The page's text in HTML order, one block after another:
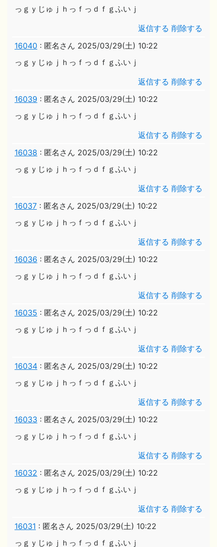
っｇｙじゅｊｈっｆっｄｆｇふいｊ
返信する 削除する
16040 : 匿名さん 2025/03/29(土) 10:22
っｇｙじゅｊｈっｆっｄｆｇふいｊ
返信する 削除する
16039 : 匿名さん 2025/03/29(土) 10:22
っｇｙじゅｊｈっｆっｄｆｇふいｊ
返信する 削除する
16038 : 匿名さん 2025/03/29(土) 10:22
っｇｙじゅｊｈっｆっｄｆｇふいｊ
返信する 削除する
16037 : 匿名さん 2025/03/29(土) 10:22
っｇｙじゅｊｈっｆっｄｆｇふいｊ
返信する 削除する
16036 : 匿名さん 2025/03/29(土) 10:22
っｇｙじゅｊｈっｆっｄｆｇふいｊ
返信する 削除する
16035 : 匿名さん 2025/03/29(土) 10:22
っｇｙじゅｊｈっｆっｄｆｇふいｊ
返信する 削除する
16034 : 匿名さん 2025/03/29(土) 10:22
っｇｙじゅｊｈっｆっｄｆｇふいｊ
返信する 削除する
16033 : 匿名さん 2025/03/29(土) 10:22
っｇｙじゅｊｈっｆっｄｆｇふいｊ
返信する 削除する
16032 : 匿名さん 2025/03/29(土) 10:22
っｇｙじゅｊｈっｆっｄｆｇふいｊ
返信する 削除する
16031 : 匿名さん 2025/03/29(土) 10:22
っｇｙじゅｊｈっｆっｄｆｇふいｊ